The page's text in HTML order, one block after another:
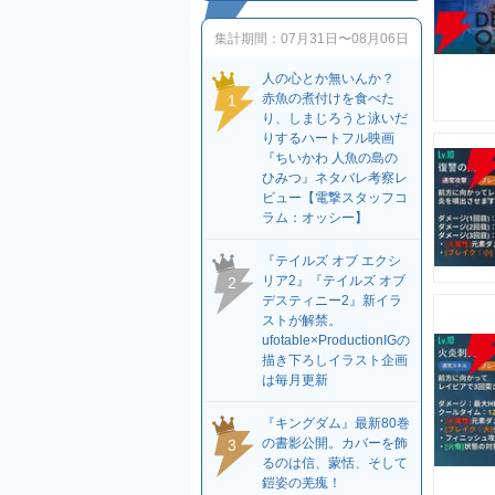
集計期間： 07月31日〜08月06日
1
人の心とか無いんか？
赤魚の煮付けを食べた
り、しまじろうと泳いだ
りするハートフル映画
『ちいかわ 人魚の島の
ひみつ』ネタバレ考察レ
ビュー【電撃スタッフコ
ラム：オッシー】
2
『テイルズ オブ エクシ
リア2』『テイルズ オブ
デスティニー2』新イラ
ストが解禁。
ufotable×ProductionIGの
描き下ろしイラスト企画
は毎月更新
3
『キングダム』最新80巻
の書影公開。カバーを飾
るのは信、蒙恬、そして
鎧姿の羌瘣！